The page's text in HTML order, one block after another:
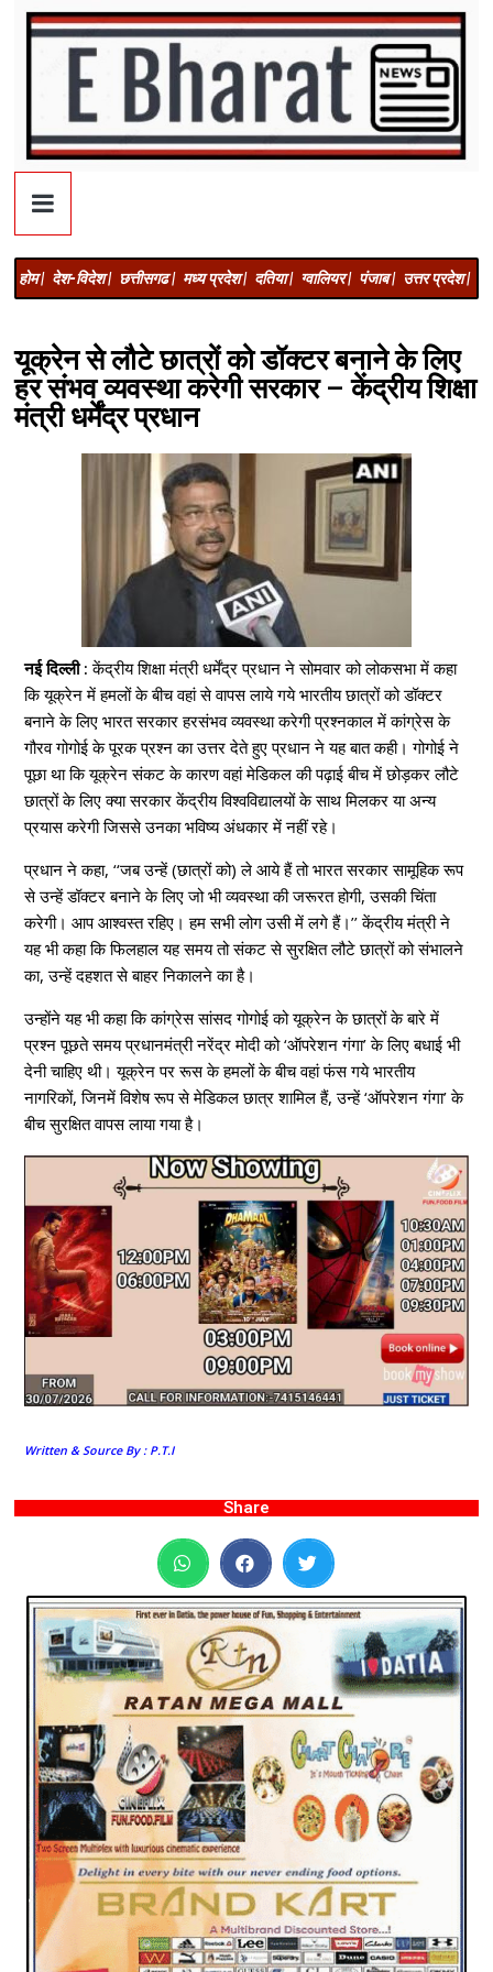
होम | देश-विदेश | छत्तीसगढ | मध्य प्रदेश | दतिया | ग्वालियर | पंजाब | उत्तर प्रदेश |
यूक्रेन से लौटे छात्रों को डॉक्टर बनाने के लिए
हर संभव व्यवस्था करेगी सरकार – केंद्रीय शिक्षा
मंत्री धर्मेंद्र प्रधान
नई दिल्ली :केंद्रीय शिक्षा मंत्री धर्मेंद्र प्रधान ने सोमवार को लोकसभा में कहा
कि यूक्रेन में हमलों के बीच वहां से वापस लाये गये भारतीय छात्रों को डॉक्टर
बनाने के लिए भारत सरकार हरसंभव व्यवस्था करेगी प्रश्नकाल में कांग्रेस के
गौरव गोगोई के पूरक प्रश्न का उत्तर देते हुए प्रधान ने यह बात कही। गोगोई ने
पूछा था कि यूक्रेन संकट के कारण वहां मेडिकल की पढ़ाई बीच में छोड़कर लौटे
छात्रों के लिए क्या सरकार केंद्रीय विश्वविद्यालयों के साथ मिलकर या अन्य
प्रयास करेगी जिससे उनका भविष्य अंधकार में नहीं रहे।
प्रधान ने कहा, ‘‘जब उन्हें (छात्रों को) ले आये हैं तो भारत सरकार सामूहिक रूप
से उन्हें डॉक्टर बनाने के लिए जो भी व्यवस्था की जरूरत होगी, उसकी चिंता
करेगी। आप आश्वस्त रहिए। हम सभी लोग उसी में लगे हैं।’’ केंद्रीय मंत्री ने
यह भी कहा कि फिलहाल यह समय तो संकट से सुरक्षित लौटे छात्रों को संभालने
का, उन्हें दहशत से बाहर निकालने का है।
उन्होंने यह भी कहा कि कांग्रेस सांसद गोगोई को यूक्रेन के छात्रों के बारे में
प्रश्न पूछते समय प्रधानमंत्री नरेंद्र मोदी को ‘ऑपरेशन गंगा’ के लिए बधाई भी
देनी चाहिए थी। यूक्रेन पर रूस के हमलों के बीच वहां फंस गये भारतीय
नागरिकों, जिनमें विशेष रूप से मेडिकल छात्र शामिल हैं, उन्हें ‘ऑपरेशन गंगा’ के
बीच सुरक्षित वापस लाया गया है।
Written & Source By : P.T.I
Share